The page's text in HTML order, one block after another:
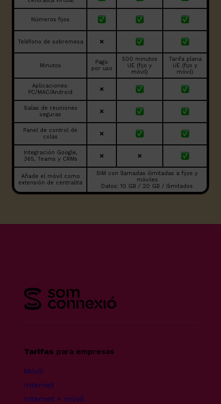
Números fijos
Teléfono de sobremesa ❌
Minutos
Pago
por uso
500 minutos
UE (fijo y
móvil)
Tarifa plana
UE (fijo y
móvil)
Aplicaciones:
PC/MAC/Android
❌
Salas de reuniones
seguras
❌
Panel de control de
colas
❌
Integración Google,
365, Teams y CRMs
❌ ❌
Añade el móvil como
extensión de centralita
SIM con llamadas ilimitadas a fijos y
móviles
Datos: 10 GB / 20 GB / Ilimitados
Tarifas para empresas
Móvil
Internet
Internet + móvil